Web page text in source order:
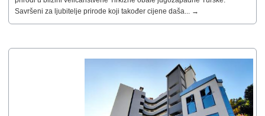
Savršeni za ljubitelje prirode koji također cijene daša... →